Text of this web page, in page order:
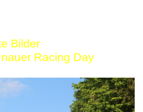
Bilder
Racing Day